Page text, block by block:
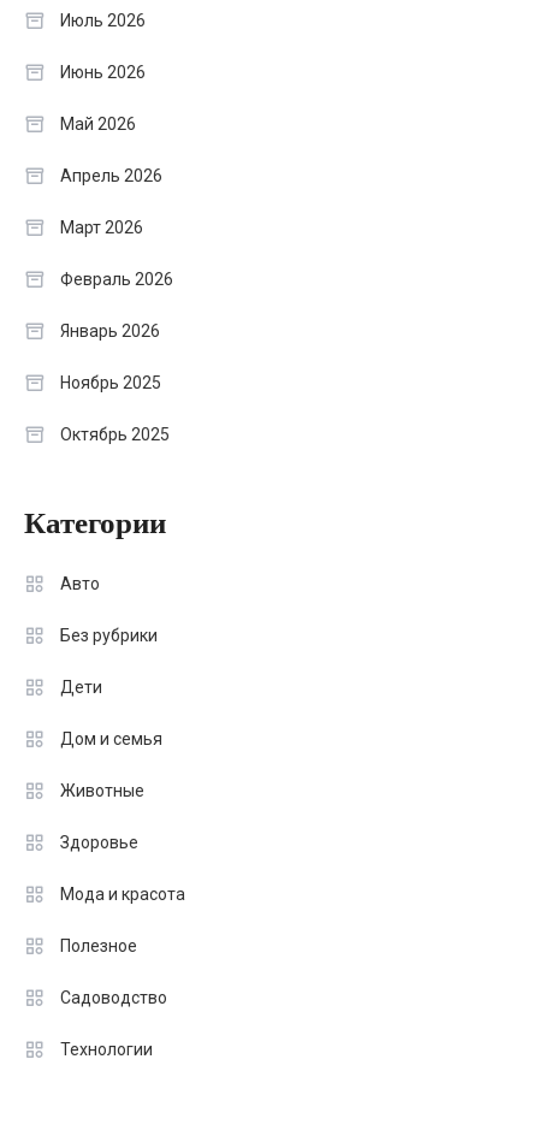
Июль 2026
Июнь 2026
Май 2026
Апрель 2026
Март 2026
Февраль 2026
Январь 2026
Ноябрь 2025
Октябрь 2025
Категории
Авто
Без рубрики
Дети
Дом и семья
Животные
Здоровье
Мода и красота
Полезное
Садоводство
Технологии